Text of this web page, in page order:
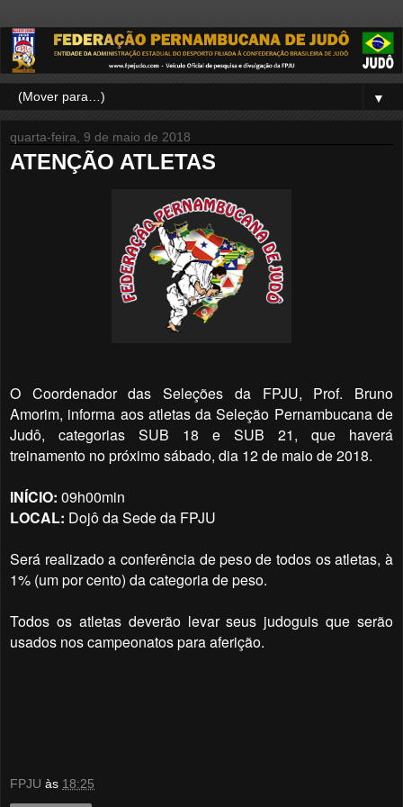
▼
quarta-feira, 9 de maio de 2018
ATENÇÃO ATLETAS
O Coordenador das Seleções da FPJU, Prof. Bruno
Amorim, informa aos atletas da Seleção Pernambucana de
Judô, categorias SUB 18 e SUB 21, que haverá
treinamento no próximo sábado, dia 12 de maio de 2018.
INÍCIO: 09h00min
LOCAL: Dojô da Sede da FPJU
Será realizado a conferência de peso de todos os atletas, à
1% (um por cento) da categoria de peso.
Todos os atletas deverão levar seus judoguis que serão
usados nos campeonatos para aferição.
FPJU às 18:25